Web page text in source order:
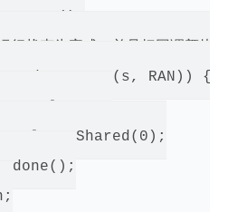
releaseShared(0);
done();